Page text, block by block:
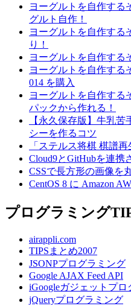
ヨーグルトを自作する
グルト自作！
ヨーグルトを自作する
り！
ヨーグルトを自作する
ヨーグルトを自作する
014 を購入
ヨーグルトを自作する
パックから作れる！
【永久保存版】牛乳
シーを作るコツ
「ステルス将棋 棋譜
Cloud9とGitHubを連携
CSSで長方形の画像を
CentOS 8 に Amazon
プログラミング
airappli.com
TIPSまとめ2007
JSONPプログラミング
Google AJAX Feed API
iGoogleガジェットプロ
jQueryプログラミング